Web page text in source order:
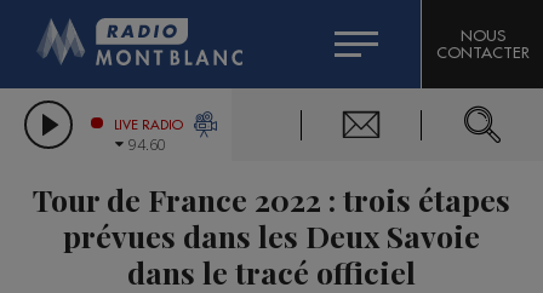
LES CHRONIQUES DE L'EXPERT
CITIZEN MACHINERY
GRAND MASSIF DOMAINES SKIABLES
BIGARD
COMPAGNIE DU MONT-BLANC
NOUS
CONTACTER
LIVE RADIO
94.60
Tour de France 2022 : trois étapes
prévues dans les Deux Savoie
dans le tracé officiel